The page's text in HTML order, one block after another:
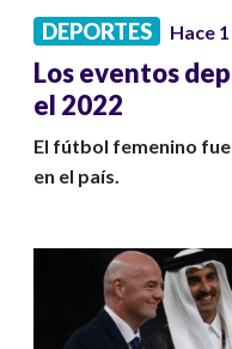
DEPORTES Hace
Los eventos
el 2022
El fútbol femenino
en el país.